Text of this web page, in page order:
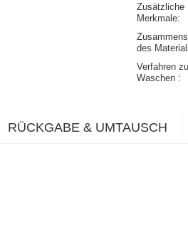
Zusätzliche
Merkmale
des
Verfahren
Waschen
RÜCKGABE & UMTAUSCH